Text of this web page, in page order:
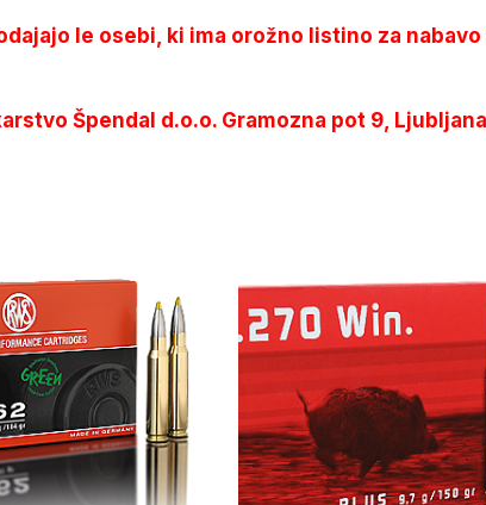
le osebi, ki ima orožno listino za
Špendal d.o.o. Gramozna pot 9, Ljubljana